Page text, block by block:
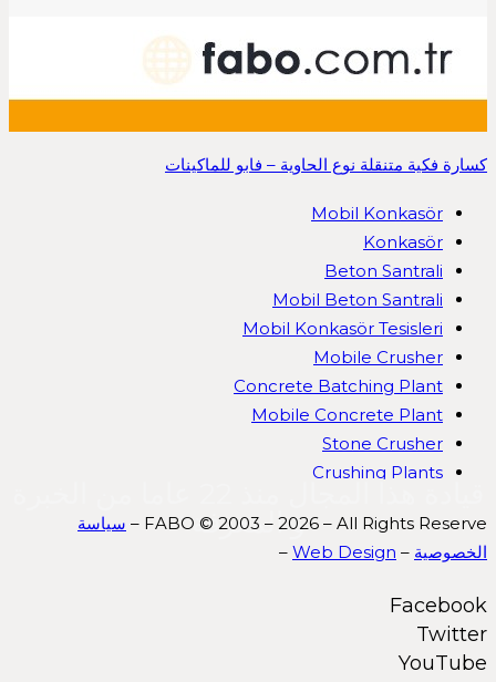
كسارة فكية متنقلة نوع الحاوية – فابو للماكينات
Mobil Konkasör
Konkasör
Beton Santrali
Mobil Beton Santrali
Mobil Konkasör Tesisleri
Mobile Crusher
Concrete Batching Plant
Mobile Concrete Plant
Stone Crusher
Crushing Plants
و المعرفة
FABO © 2003 – 2026 – All Rights Reserve –
سياسة
الخصوصية –
Web Design
–
Facebook
Twitter
YouTube